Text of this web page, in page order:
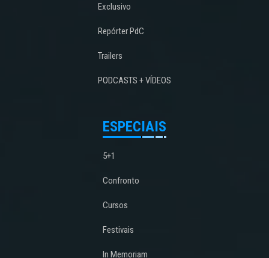
Exclusivo
Repórter PdC
Trailers
PODCASTS + VÍDEOS
ESPECIAIS
5+1
Confronto
Cursos
Festivais
In Memoriam